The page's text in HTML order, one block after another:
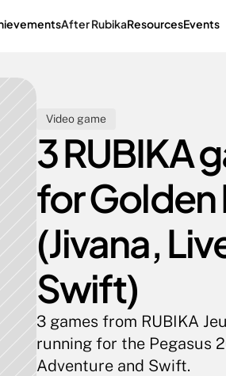
After RubikaResourcesEvents
Video game
3 RUBIKA
for Golden
(Jivana,
Swift)
3 games from RUBIKA
running for the Pegasus
Adventure and Swift.